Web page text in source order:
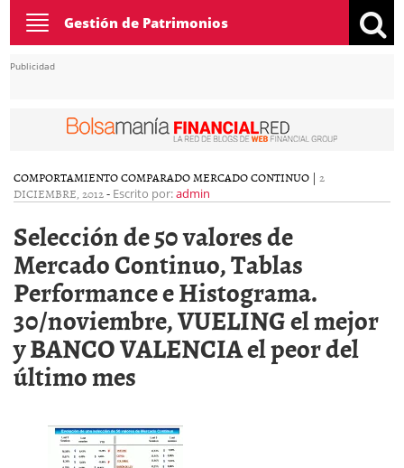
Toggle
navigation
Gestión de Patrimonios
Publicidad
COMPORTAMIENTO COMPARADO MERCADO CONTINUO | 2
DICIEMBRE, 2012- Escrito por:admin
Selección de 50 valores de
Mercado Continuo, Tablas
Performance e Histograma.
30/noviembre, VUELING el mejor
y BANCO VALENCIA el peor del
último mes